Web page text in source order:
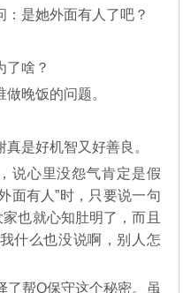
是她外面有人了吧？
啥？
晚饭的问题。
是好机智又好善良。
心里没怨气肯定是假
面有人”时，只要说一句
也就心知肚明了，而且
什么也没说啊，别人怎
帮Q保守这个秘密。虽